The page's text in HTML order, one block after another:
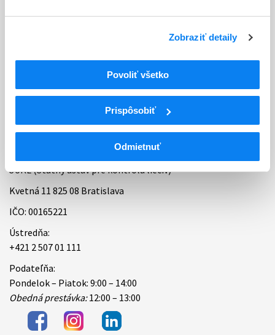
Zobraziť detaily
Povoliť všetko
Prispôsobiť
Odmietnuť
Úradné hodiny
Kontakt
ŠÚKL (Štátny ústav pre kontrolu liečiv)
Kvetná 11 825 08 Bratislava
IČO: 00165221
Ústredňa:
+421 2 507 01 111
Podateľňa:
Pondelok – Piatok: 9:00 – 14:00
Obedná prestávka:12:00 – 13:00